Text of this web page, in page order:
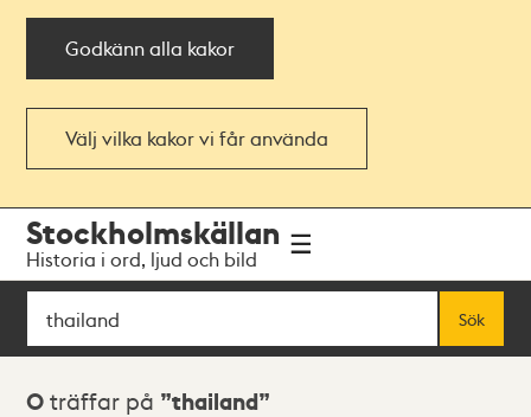
Godkänn alla kakor
Välj vilka kakor vi får använda
navigationen
huvudinnehållet
Stockholmskällan
Historia i ord, ljud och bild
Sök
Sök
Sökresultat
0 träffar på thailand